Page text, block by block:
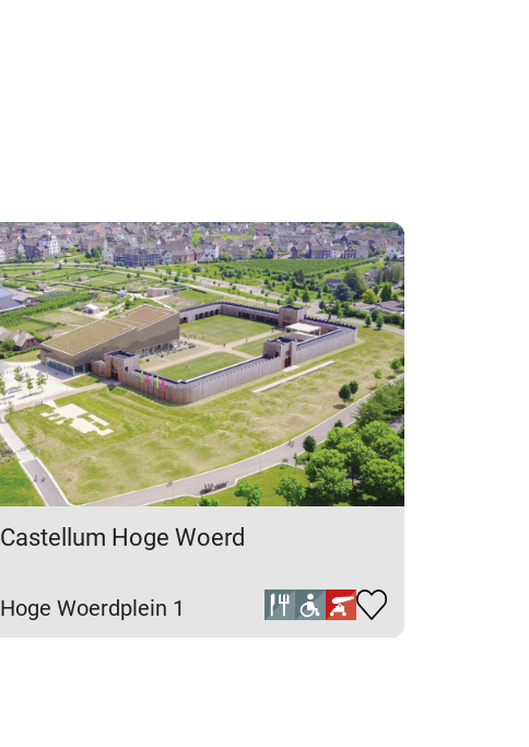
Castellum Hoge Woerd
Hoge Woerdplein 1